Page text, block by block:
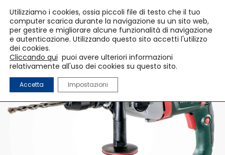
Utilizziamo i cookies, ossia piccoli file di testo che il tuo
computer scarica durante la navigazione su un sito web,
per gestire e migliorare alcune funzionalità di navigazione
e autenticazione. Utilizzando questo sito accetti l'utilizzo
dei cookies.
Cliccando qui puoi avere ulteriori informazioni
relativamente all'uso dei cookies su questo sito.
Accetta Impostazioni